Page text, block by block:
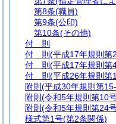
第8条(職員)
第9条(公印)
第10条(その他)
付 則
付 則 (平成17年規則第
付 則 (平成17年規則第
付 則 (平成26年規則第
附則 (平成30年規則第
附則 (令和5年規則第10
附則 (令和5年規則第24
様式第1号(第2条関係)